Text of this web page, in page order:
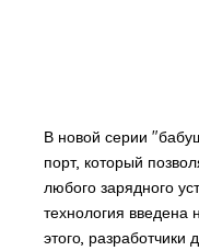
В новой серии
порт, который
любого зарядного
технология введена
этого,